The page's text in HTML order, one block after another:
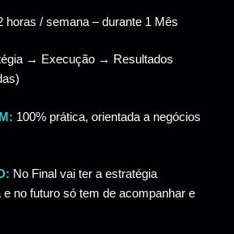
horas / semana – durante 1 Mês
→ Execução → Resultados
100% prática, orientada a negócios
No Final vai ter a estratégia
e no futuro só tem de acompanhar e